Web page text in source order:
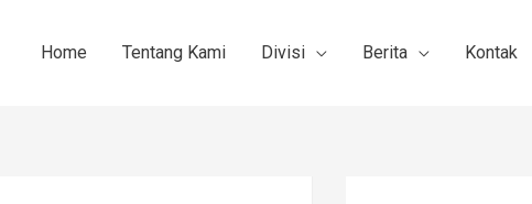
Home Tentang Kami Divisi Berita Kontak